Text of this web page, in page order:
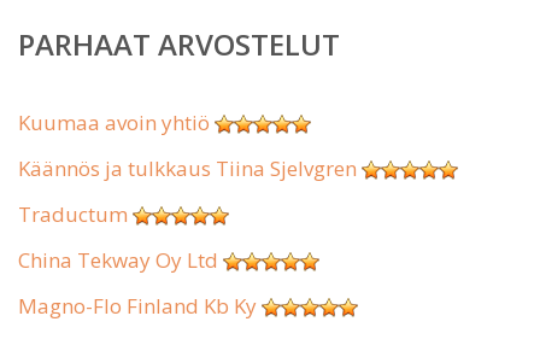
PARHAAT ARVOSTELUT
Kuumaa avoin yhtiö
Käännös ja tulkkaus Tiina Sjelvgren
Traductum
China Tekway Oy Ltd
Magno-Flo Finland Kb Ky